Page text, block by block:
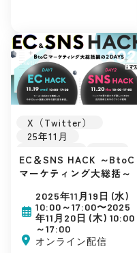
集客ノウハウ
X（Twitter）
25年11月
LINE
EC戦略
販促戦略
TikTok
最新トレンド
インフルエンサー
楽天市場
Amazon
Yahoo!ショッピング
Qoo10
D2C
EC＆SNS HACK ～BtoC
マーケティング大総括～
2025年11月19日 (水)
10:00～17:00〜2025
年11月20日 (木) 10:00
～17:00
オンライン配信